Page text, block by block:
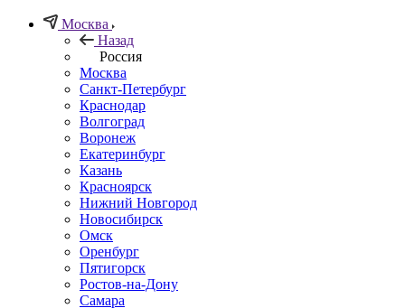
Москва
Назад
Россия
Москва
Санкт-Петербург
Краснодар
Волгоград
Воронеж
Екатеринбург
Казань
Красноярск
Нижний Новгород
Новосибирск
Омск
Оренбург
Пятигорск
Ростов-на-Дону
Самара